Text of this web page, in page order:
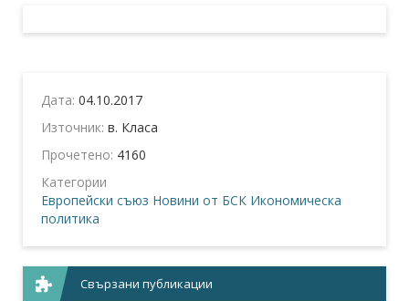
Дата: 04.10.2017
Източник: в. Класа
Прочетено: 4160
Категории
Европейски съюз Новини от БСК Икономическа
политика
Свързани публикации